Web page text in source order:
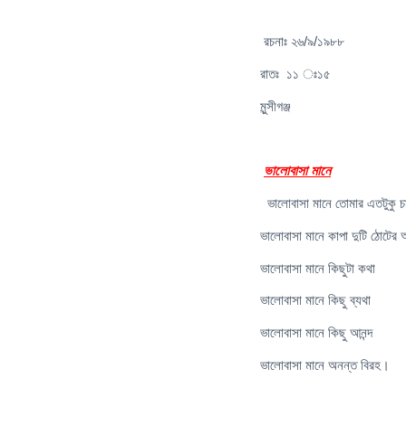
রচনাঃ ২৬/৯/১৯৮৮
রাতঃ ১১ ঃ১৫
মুন্সীগঞ্জ
ভালোবাসা মানে
ভালোবাসা মানে তোমার এতটুকু
ভালোবাসা মানে কাপা দুটি
ভালোবাসা মানে কিছুটা কথা
ভালোবাসা মানে কিছু ব্যথা
ভালোবাসা মানে কিছু আনন্দ
ভালোবাসা মানে অনন্ত বিরহ।